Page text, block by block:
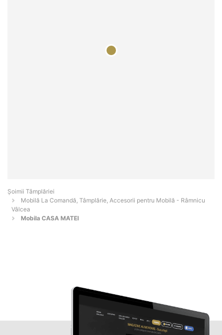
Șoimii Tâmplăriei
Mobilă La Comandă, Tâmplărie, Accesorii pentru Mobilă - Râmnicu
Vâlcea
Mobila CASA MATEI